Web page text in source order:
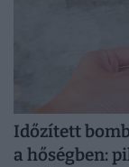
Időzített
a hőségben: